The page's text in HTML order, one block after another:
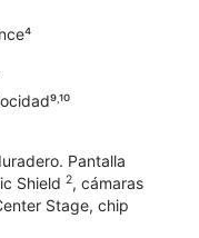
Pantalla
Shield 2, cámaras
Stage, chip